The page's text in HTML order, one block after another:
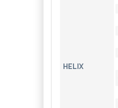
HELIX